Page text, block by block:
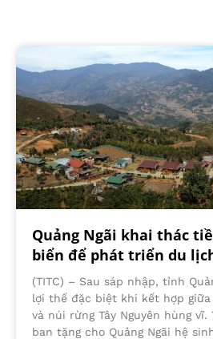
Quảng Ngãi khai thác
biển để phát triển du
(TITC) – Sau sáp nhập, tỉnh
lợi thế đặc biệt khi kết hợp giữa
và núi rừng Tây Nguyên hùng
ban tặng cho Quảng Ngãi hệ